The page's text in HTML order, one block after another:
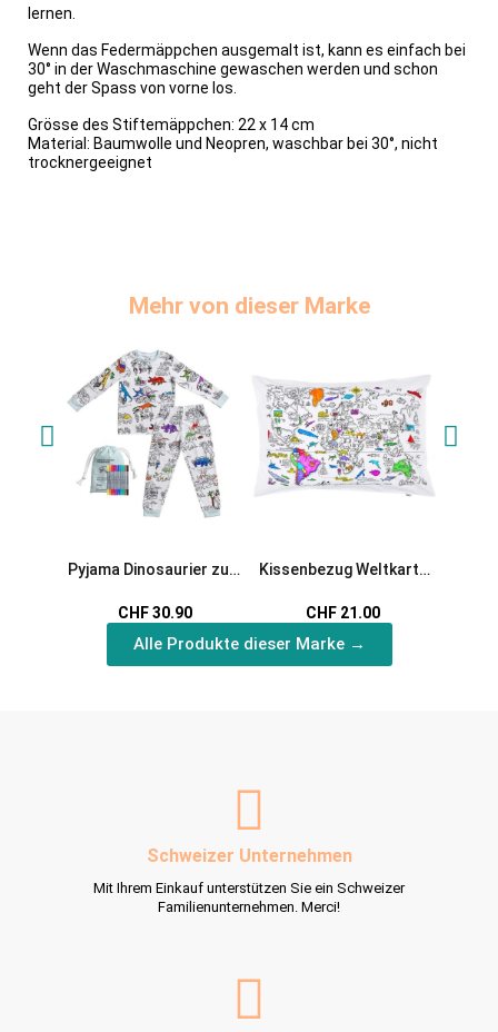
lernen.
Wenn das Federmäppchen ausgemalt ist, kann es einfach bei
30° in der Waschmaschine gewaschen werden und schon
geht der Spass von vorne los.
Grösse des Stiftemäppchen: 22 x 14 cm
Material: Baumwolle und Neopren, waschbar bei 30°, nicht
trocknergeeignet
Mehr von dieser Marke
Pyjama Dinosaurier zum
CHF 30.90
Kissenbezug Weltkarte
CHF 21.00
Alle Produkte dieser Marke →
Schweizer Unternehmen
Mit Ihrem Einkauf unterstützen Sie ein Schweizer
Familienunternehmen. Merci!